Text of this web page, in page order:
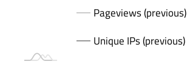
Pageviews (previous)
Unique IPs (previous)